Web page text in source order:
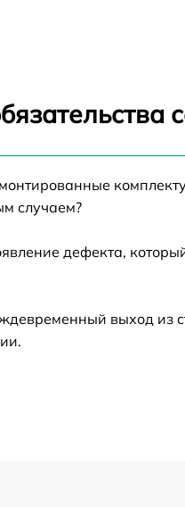
тепловизора
случаем?
дефекта,
выход из